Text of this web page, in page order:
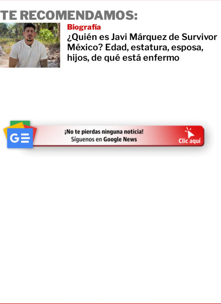
TE RECOMENDAMOS:
Biografía
¿Quién es Javi Márquez de Survivor
México? Edad, estatura, esposa,
hijos, de qué está enfermo